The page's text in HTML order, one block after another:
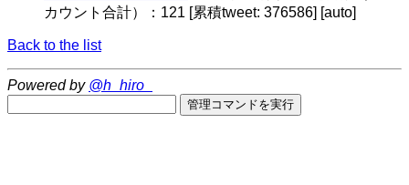
カウント合計）：121 [累積tweet: 376586] [auto]
Back to the list
Powered by @h_hiro_